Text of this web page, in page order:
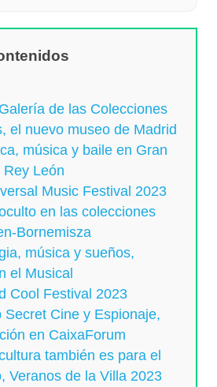
de las Colecciones
el nuevo museo de Madrid
música y baile en Gran
León
Music Festival 2023
en las colecciones
Bornemisza
música y sueños,
el Musical
Cool Festival 2023
Secret Cine y Espionaje,
en CaixaForum
también es para el
Veranos de la Villa 2023